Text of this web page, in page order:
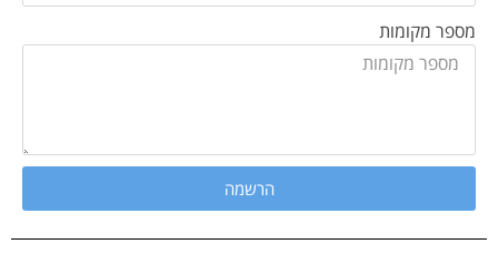
מספר מקומות
הרשמה